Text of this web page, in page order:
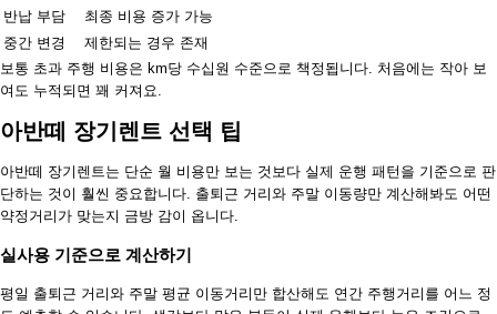
반납 부담
최종 비용 증가 가능
중간 변경
제한되는 경우 존재
보통 초과 주행 비용은 km당 수십원 수준으로 책정됩니다. 처음에는 작아 보
여도 누적되면 꽤 커져요.
아반떼 장기렌트 선택 팁
아반떼 장기렌트는 단순 월 비용만 보는 것보다 실제 운행 패턴을 기준으로 판
단하는 것이 훨씬 중요합니다. 출퇴근 거리와 주말 이동량만 계산해봐도 어떤
약정거리가 맞는지 금방 감이 옵니다.
실사용 기준으로 계산하기
평일 출퇴근 거리와 주말 평균 이동거리만 합산해도 연간 주행거리를 어느 정